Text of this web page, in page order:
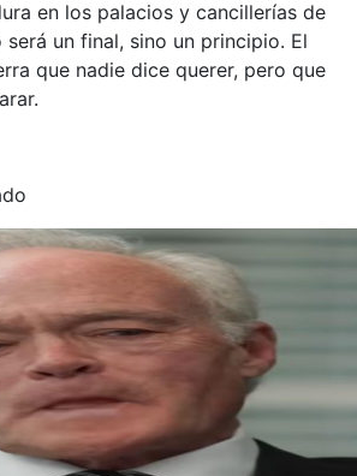
en los palacios y cancillerías de
será un final, sino un principio. El
que nadie dice querer, pero que